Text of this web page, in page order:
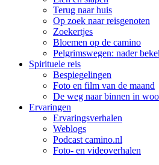
Terug naar huis
Op zoek naar reisgenoten
Zoekertjes
Bloemen op de camino
Pelgrimswegen: nader
Spirituele reis
Bespiegelingen
Foto en film van de maand
De weg naar binnen in
Ervaringen
Ervaringsverhalen
Weblogs
Podcast camino.nl
Foto- en videoverhalen